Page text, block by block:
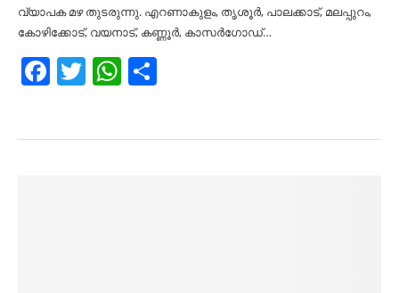
വ്യാപക മഴ തുടരുന്നു. എറണാകുളം, തൃശൂർ, പാലക്കാട്, മലപ്പുറം,
കോഴിക്കോട്, വയനാട്, കണ്ണൂർ, കാസർഗോഡ്…
Facebook
TwitterWhatsApp